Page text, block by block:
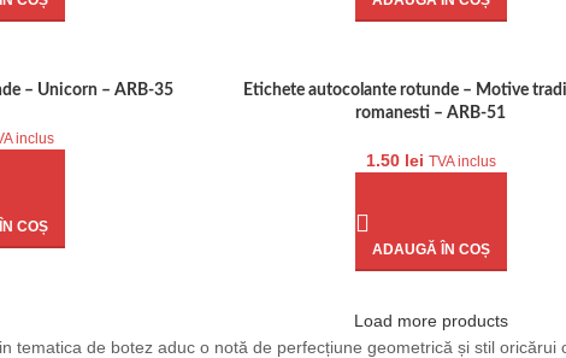
– Unicorn – ARB-35
inclus
COȘ
Etichete autocolante rotunde – Motive
romanesti – ARB-51
1.50 lei TVA inclus
ADAUGĂ ÎN COȘ
Load more products
tematica de botez aduc o notă de perfecțiune geometrică și stil